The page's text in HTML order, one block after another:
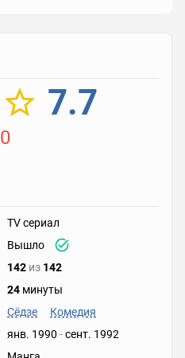
7.7
0
TV сериал
Вышло
142 из 142
24 минуты
Сёдзе
Комедия
янв. 1990 -сент. 1992